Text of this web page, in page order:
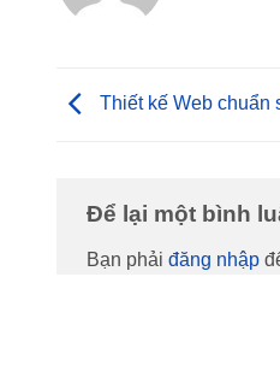
Thiết kế Web chuẩn
Để lại một bình
Bạn phải đăng nhập